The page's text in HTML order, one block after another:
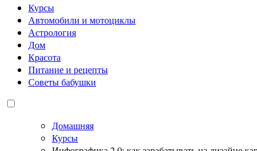
Курсы
Автомобили и мотоциклы
Астрология
Дом
Красота
Питание и рецепты
Советы бабушки
Домашняя
Курсы